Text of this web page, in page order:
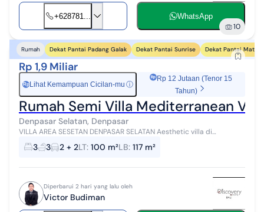
+628781... WhatsApp
10
Rumah Dekat Pantai Padang Galak Dekat Pantai Sunrise Dekat Pantai
Rp 1,9 Miliar
Rp Lihat Kemampuan Cicilan-mu ⓘ
Rp 12 Jutaan (Tenor 15
Tahun)
Rumah Semi Villa Mediterranean
Denpasar Selatan, Denpasar
VILLA AREA SESETAN DENPASAR SELATAN Aesthetic villa di
Denpasar Selatan Lokasi premium + view sawah + dekat Pelabuhan
Benoa & Tol Denpasar + d...
3 3 2 + 2LT: 100 m²LB: 117 m²
Diperbarui 2 hari yang lalu oleh
Victor Budiman